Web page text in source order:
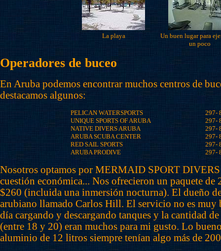
La playa
Un buen lugar para
un poco
Operadores de buceo
En Aruba podemos encontrar muchos centros de
destacamos algunos:
PELICAN WATERSPORTS
297-
UNIQUE SPORTS OF ARUBA
297-
NATIVE DIVERS ARUBA
297-
ARUBA SCUBA CENTER
297-
RED SAIL SPORTS
297-
ARUBA PRODIVE
297-
Nosotros optamos por MERMAID SPORT DIVERS
cuestión económica... Nos ofrecieron un paquete de
$260 (incluida una inmersión nocturna). El dueño
arubiano llamado Carlos Hill. El servicio no es muy
día cargando y descargando tanques y la cantidad
(entre 18 y 20) eran muchos para mi gusto. Lo
aluminio de 12 litros siempre tenían algo más de